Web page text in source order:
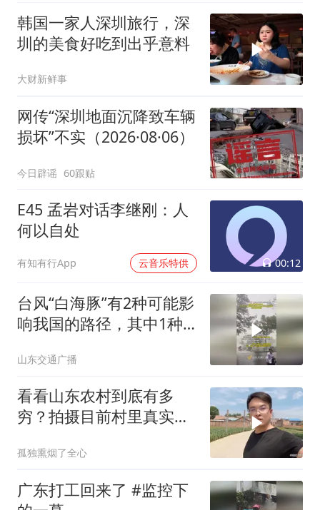
韩国一家人深圳旅行，深
圳的美食好吃到出乎意料
大财新鲜事
网传“深圳地面沉降致车辆
损坏”不实（2026·08·06）
今日辟谣 60跟贴
E45 孟岩对话李继刚：人
何以自处
有知有行App 云音乐特供 00:12
台风“白海豚”有2种可能影
响我国的路径，其中1种
山东交通广播
看看山东农村到底有多
穷？拍摄目前村里真实现
孤独熏烟了全心
广东打工回来了 #监控下